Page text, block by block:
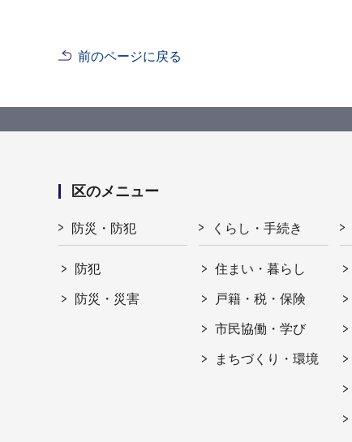
前のページに戻る
区のメニュー
防災・防犯
防犯
防災・災害
くらし・手続き
住まい・暮らし
戸籍・税・保険
市民協働・学び
まちづくり・環境